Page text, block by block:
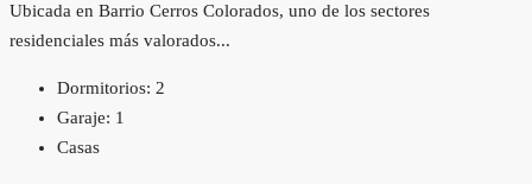
Ubicada en Barrio Cerros Colorados, uno de los sectores
residenciales más valorados...
Dormitorios: 2
Garaje: 1
Casas